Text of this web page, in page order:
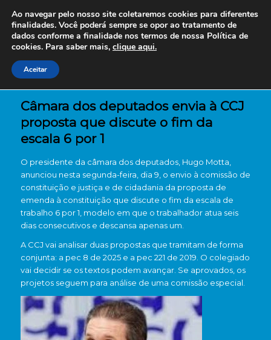
Câmara dos deputados envia à CCJ
proposta que discute o fim da
escala 6 por 1
O presidente da câmara dos deputados, Hugo Motta,
anunciou nesta segunda-feira, dia 9, o envio à comissão de
constituição e justiça e de cidadania da proposta de
emenda à constituição que discute o fim da escala de
trabalho 6 por 1, modelo em que o trabalhador atua seis
dias consecutivos e descansa apenas um.
A CCJ vai analisar duas propostas que tramitam de forma
conjunta: a pec 8 de 2025 e a pec 221 de 2019. O colegiado
vai decidir se os textos podem avançar. Se aprovados, os
projetos seguem para análise de uma comissão especial.
Ao navegar pelo nosso site coletaremos cookies para diferentes
finalidades. Você poderá sempre se opor ao tratamento de
dados conforme a finalidade nos termos de nossa Política de
cookies. Para saber mais, clique aqui.
Aceitar